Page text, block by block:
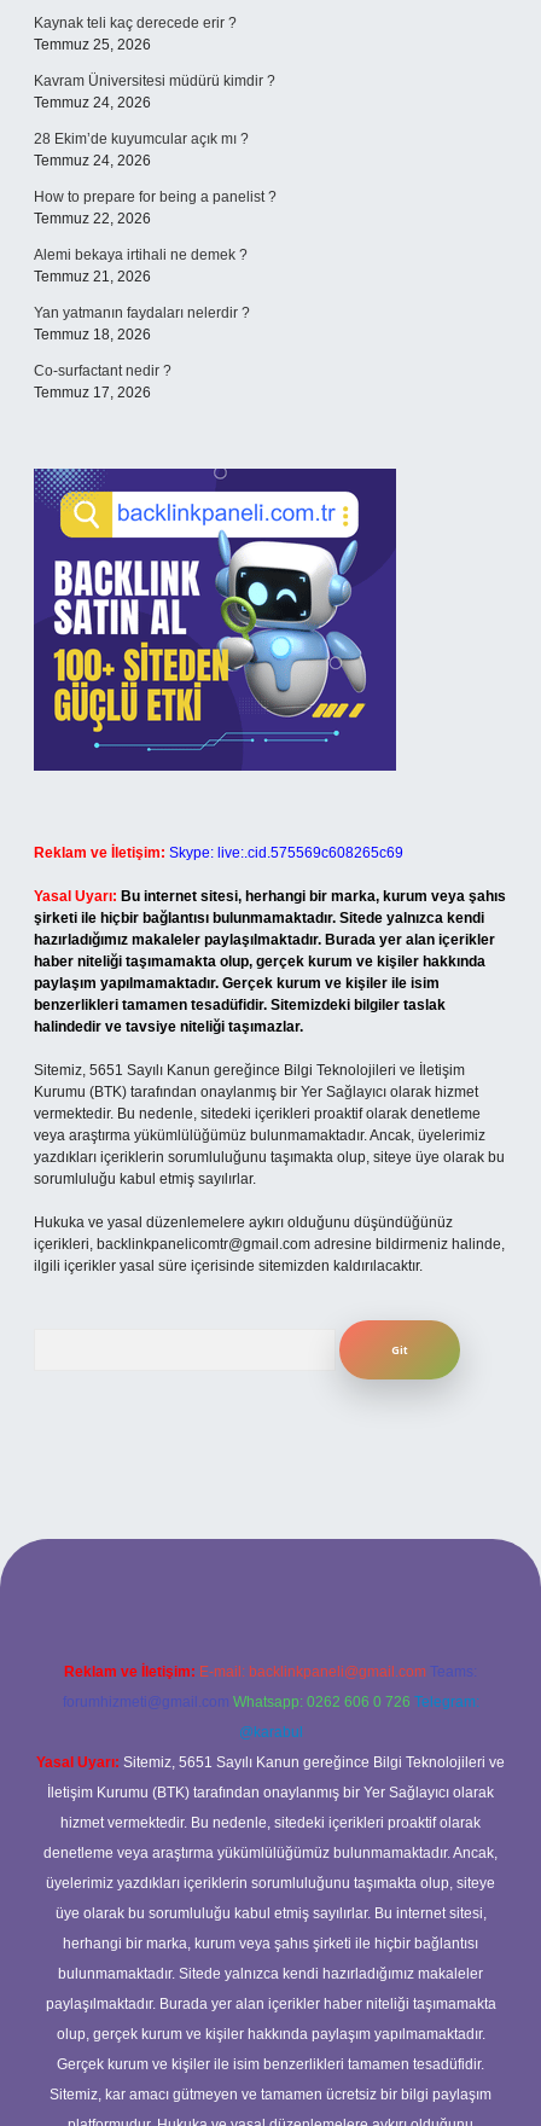
Kaynak teli kaç derecede erir ?
Temmuz 25, 2026
Kavram Üniversitesi müdürü kimdir ?
Temmuz 24, 2026
28 Ekim’de kuyumcular açık mı ?
Temmuz 24, 2026
How to prepare for being a panelist ?
Temmuz 22, 2026
Alemi bekaya irtihali ne demek ?
Temmuz 21, 2026
Yan yatmanın faydaları nelerdir ?
Temmuz 18, 2026
Co-surfactant nedir ?
Temmuz 17, 2026
Reklam ve İletişim: Skype: live:.cid.575569c608265c69
Yasal Uyarı: Bu internet sitesi, herhangi bir marka, kurum veya şahıs
şirketi ile hiçbir bağlantısı bulunmamaktadır. Sitede yalnızca kendi
hazırladığımız makaleler paylaşılmaktadır. Burada yer alan içerikler
haber niteliği taşımamakta olup, gerçek kurum ve kişiler hakkında
paylaşım yapılmamaktadır. Gerçek kurum ve kişiler ile isim
benzerlikleri tamamen tesadüfidir. Sitemizdeki bilgiler taslak
halindedir ve tavsiye niteliği taşımazlar.
Sitemiz, 5651 Sayılı Kanun gereğince Bilgi Teknolojileri ve İletişim
Kurumu (BTK) tarafından onaylanmış bir Yer Sağlayıcı olarak hizmet
vermektedir. Bu nedenle, sitedeki içerikleri proaktif olarak denetleme
veya araştırma yükümlülüğümüz bulunmamaktadır. Ancak, üyelerimiz
yazdıkları içeriklerin sorumluluğunu taşımakta olup, siteye üye olarak bu
sorumluluğu kabul etmiş sayılırlar.
Hukuka ve yasal düzenlemelere aykırı olduğunu düşündüğünüz
içerikleri, backlinkpanelicomtr@gmail.com adresine bildirmeniz halinde,
ilgili içerikler yasal süre içerisinde sitemizden kaldırılacaktır.
giriş
Reklam ve İletişim: E-mail: backlinkpaneli@gmail.com Teams:
forumhizmeti@gmail.com Whatsapp: 0262 606 0 726 Telegram:
@karabul
Yasal Uyarı: Sitemiz, 5651 Sayılı Kanun gereğince Bilgi Teknolojileri ve
İletişim Kurumu (BTK) tarafından onaylanmış bir Yer Sağlayıcı olarak
hizmet vermektedir. Bu nedenle, sitedeki içerikleri proaktif olarak
denetleme veya araştırma yükümlülüğümüz bulunmamaktadır. Ancak,
üyelerimiz yazdıkları içeriklerin sorumluluğunu taşımakta olup, siteye
üye olarak bu sorumluluğu kabul etmiş sayılırlar. Bu internet sitesi,
herhangi bir marka, kurum veya şahıs şirketi ile hiçbir bağlantısı
bulunmamaktadır. Sitede yalnızca kendi hazırladığımız makaleler
paylaşılmaktadır. Burada yer alan içerikler haber niteliği taşımamakta
olup, gerçek kurum ve kişiler hakkında paylaşım yapılmamaktadır.
Gerçek kurum ve kişiler ile isim benzerlikleri tamamen tesadüfidir.
Sitemiz, kar amacı gütmeyen ve tamamen ücretsiz bir bilgi paylaşım